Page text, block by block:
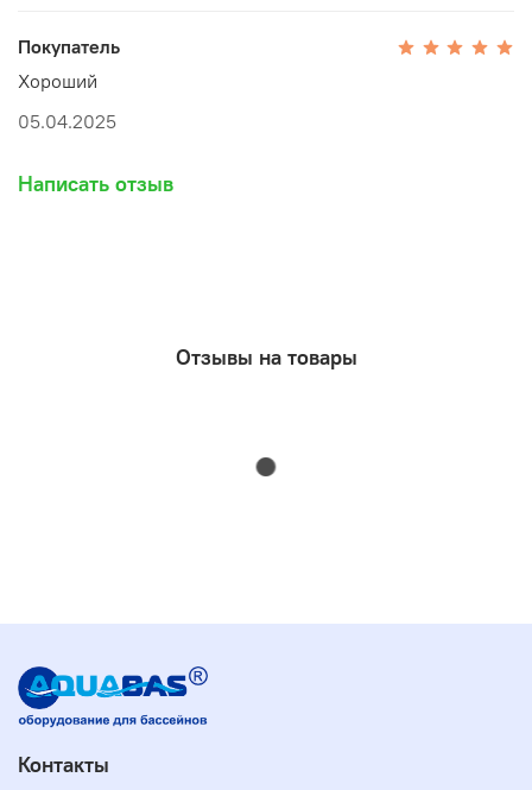
Покупатель
Хороший
05.04.2025
Написать отзыв
Отзывы на товары
Контакты